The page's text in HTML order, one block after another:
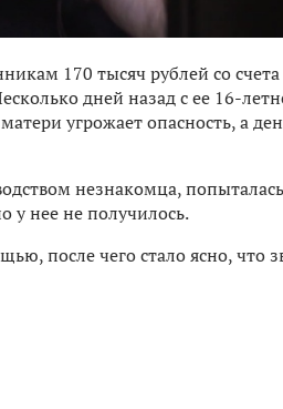
170 тысяч рублей со
дней назад с ее 16-
угрожает опасность, а
незнакомца,
у нее не получилось.
после чего стало ясно, что